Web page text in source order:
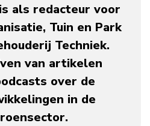
als redacteur voor
Tuin en Park
Techniek.
van artikelen
over de
in de